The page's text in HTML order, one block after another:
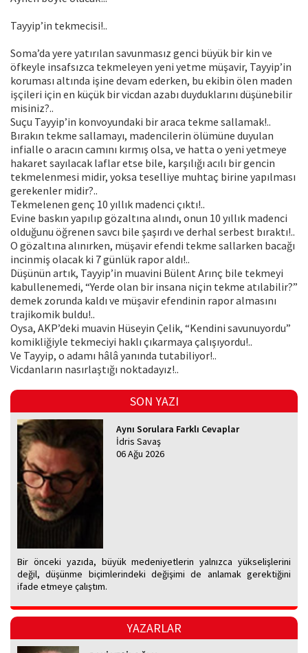
Tayyip’in tekmecisi!..
Soma’da yere yatırılan savunmasız genci büyük bir kin ve
öfkeyle insafsızca tekmeleyen yeni yetme müşavir, Tayyip’in
koruması altında işine devam ederken, bu ekibin ölen maden
işçileri için en küçük bir vicdan azabı duyduklarını düşünebilir
misiniz?..
Suçu Tayyip’in konvoyundaki bir araca tekme sallamak!..
Bırakın tekme sallamayı, madencilerin ölümüne duyulan
infialle o aracın camını kırmış olsa, ve hatta o yeni yetmeye
hakaret sayılacak laflar etse bile, karşılığı acılı bir gencin
tekmelenmesi midir, yoksa teselliye muhtaç birine yapılması
gerekenler midir?..
Tekmelenen genç 10 yıllık madenci çıktı!..
Evine baskın yapılıp gözaltına alındı, onun 10 yıllık madenci
olduğunu öğrenen savcı bile şaşırdı ve derhal serbest bıraktı!..
O gözaltına alınırken, müşavir efendi tekme sallarken bacağı
incinmiş olacak ki 7 günlük rapor aldı!..
Düşünün artık, Tayyip’in muavini Bülent Arınç bile tekmeyi
kabullenemedi, “Yerde olan bir insana niçin tekme atılabilir?”
demek zorunda kaldı ve müşavir efendinin rapor almasını
trajikomik buldu!..
Oysa, AKP’deki muavin Hüseyin Çelik, “Kendini savunuyordu”
komikliğiyle tekmeciyi haklı çıkarmaya çalışıyordu!..
Ve Tayyip, o adamı hâlâ yanında tutabiliyor!..
Vicdanların nasırlaştığı noktadayız!..
SON YAZI
Aynı Sorulara Farklı Cevaplar
İdris Savaş
06 Ağu 2026
Bir önceki yazıda, büyük medeniyetlerin yalnızca yükselişlerini
değil, düşünme biçimlerindeki değişimi de anlamak gerektiğini
ifade etmeye çalıştım.
YAZARLAR